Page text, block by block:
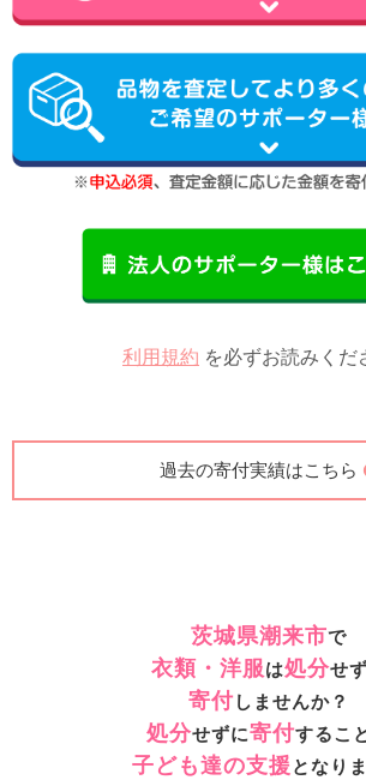
利用規約 を必ずお読みくだ
過去の寄付実績はこちら
茨城県潮来市で
衣類・洋服は処分せ
寄付しませんか？
処分せずに寄付するこ
子ども達の支援 となりま